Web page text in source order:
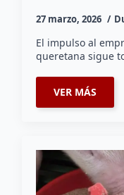
27 marzo, 2026
El impulso al
queretana sigue
VER MÁS